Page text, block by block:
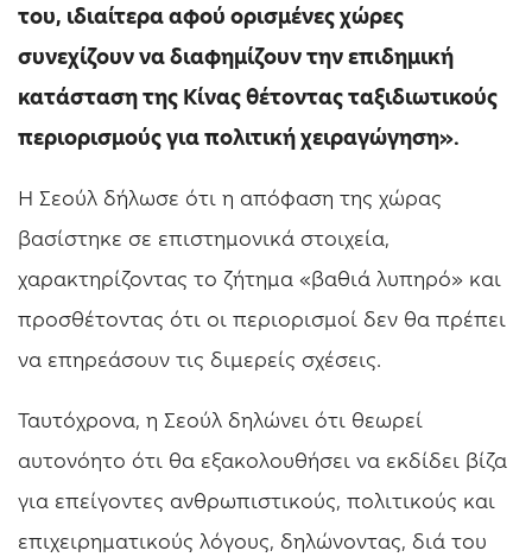
του, ιδιαίτερα αφού ορισμένες χώρες
συνεχίζουν να διαφημίζουν την επιδημική
κατάσταση της Κίνας θέτοντας ταξιδιωτικούς
περιορισμούς για πολιτική χειραγώγηση».
Η Σεούλ δήλωσε ότι η απόφαση της χώρας
βασίστηκε σε επιστημονικά στοιχεία,
χαρακτηρίζοντας το ζήτημα «βαθιά λυπηρό» και
προσθέτοντας ότι οι περιορισμοί δεν θα πρέπει
να επηρεάσουν τις διμερείς σχέσεις.
Ταυτόχρονα, η Σεούλ δηλώνει ότι θεωρεί
αυτονόητο ότι θα εξακολουθήσει να εκδίδει βίζα
για επείγοντες ανθρωπιστικούς, πολιτικούς και
επιχειρηματικούς λόγους, δηλώνοντας, διά του